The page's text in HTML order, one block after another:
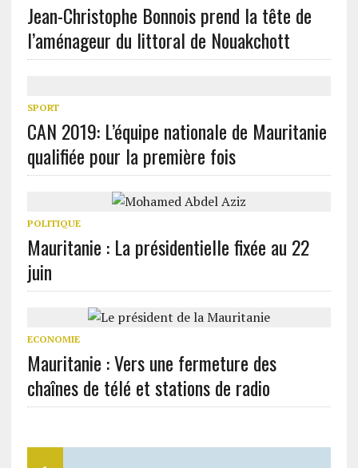
Jean-Christophe Bonnois prend la tête de
l’aménageur du littoral de Nouakchott
SPORT
CAN 2019: L’équipe nationale de Mauritanie
qualifiée pour la première fois
POLITIQUE
Mauritanie : La présidentielle fixée au 22
juin
ECONOMIE
Mauritanie : Vers une fermeture des
chaînes de télé et stations de radio